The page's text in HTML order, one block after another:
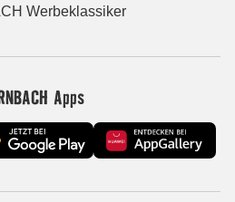
Werbeklassiker
Apps